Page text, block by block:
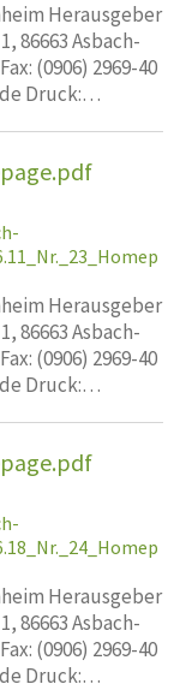
Herausgeber
86663 Asbach-
(0906) 2969-40
Druck:…
Herausgeber
86663 Asbach-
(0906) 2969-40
Druck:…
Herausgeber
86663 Asbach-
(0906) 2969-40
Druck:…